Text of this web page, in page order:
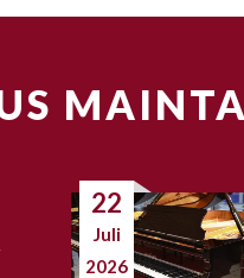
22
Juli
2026